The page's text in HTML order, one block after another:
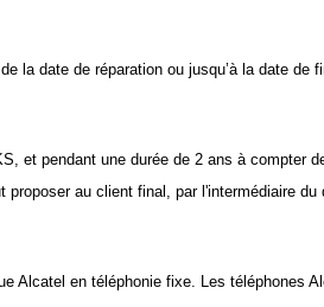
la date de réparation ou jusqu’à la date de
et pendant une durée de 2 ans à compter
au client final, par l'intermédiaire
Alcatel en téléphonie fixe. Les téléphones